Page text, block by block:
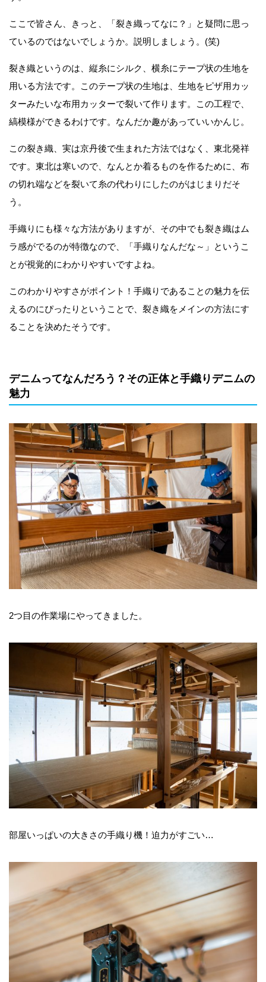
ここで皆さん、きっと、「裂き織ってなに？」と疑問に思っ
ているのではないでしょうか。説明しましょう。(笑)
裂き織というのは、縦糸にシルク、横糸にテープ状の生地を
用いる方法です。このテープ状の生地は、生地をピザ用カッ
ターみたいな布用カッターで裂いて作ります。この工程で、
縞模様ができるわけです。なんだか趣があっていいかんじ。
この裂き織、実は京丹後で生まれた方法ではなく、東北発祥
です。東北は寒いので、なんとか着るものを作るために、布
の切れ端などを裂いて糸の代わりにしたのがはじまりだそ
う。
手織りにも様々な方法がありますが、その中でも裂き織はム
ラ感がでるのが特徴なので、「手織りなんだな～」というこ
とが視覚的にわかりやすいですよね。
このわかりやすさがポイント！手織りであることの魅力を伝
えるのにぴったりということで、裂き織をメインの方法にす
ることを決めたそうです。
デニムってなんだろう？その正体と手織りデニムの
魅力
2つ目の作業場にやってきました。
部屋いっぱいの大きさの手織り機！迫力がすごい…